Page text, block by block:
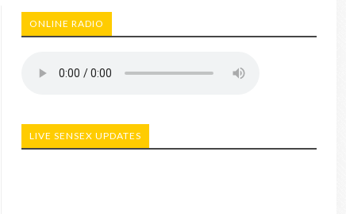
ONLINE RADIO
LIVE SENSEX UPDATES